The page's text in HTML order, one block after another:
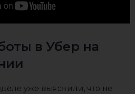
в Убер на
уже выяснили, что не